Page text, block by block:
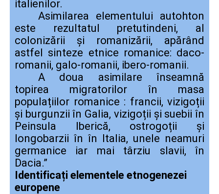
italienilor.
Asimilarea elementului autohton
este rezultatul pretutindeni, al
colonizării și romanizării, apărând
astfel sinteze etnice romanice: daco-
romanii, galo-romanii, ibero-romanii.
A doua asimilare înseamnă
topirea migratorilor în masa
populațiilor romanice : francii, vizigoții
și burgunzii în Galia, vizigoții și suebii în
Peinsula Iberică, ostrogoții și
longobarzii în în Italia, unele neamuri
germanice iar mai târziu slavii, în
Dacia.”
Identificați elementele etnogenezei
europene